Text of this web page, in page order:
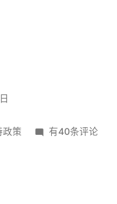
政策
买
有40条评论